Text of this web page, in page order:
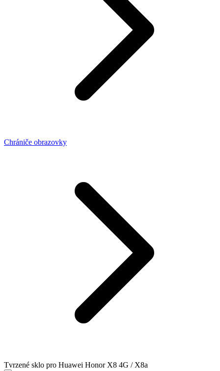
Chrániče obrazovky
Tvrzené sklo pro Huawei Honor X8 4G / X8a